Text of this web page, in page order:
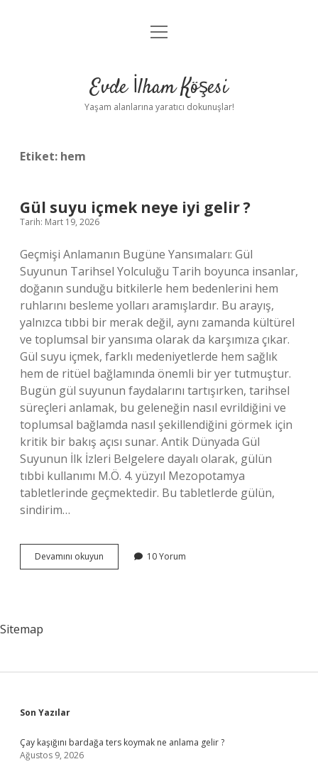
Anasayfa
Yasal Uyarı
menüyü
Evde İlham Köşesi
Yaşam alanlarına yaratıcı dokunuşlar!
Etiket: hem
Gül suyu içmek neye iyi gelir ?
Tarih: Mart 19, 2026
Geçmişi Anlamanın Bugüne Yansımaları: Gül
Suyunun Tarihsel Yolculuğu Tarih boyunca insanlar,
doğanın sunduğu bitkilerle hem bedenlerini hem
ruhlarını besleme yolları aramışlardır. Bu arayış,
yalnızca tıbbi bir merak değil, aynı zamanda kültürel
ve toplumsal bir yansıma olarak da karşımıza çıkar.
Gül suyu içmek, farklı medeniyetlerde hem sağlık
hem de ritüel bağlamında önemli bir yer tutmuştur.
Bugün gül suyunun faydalarını tartışırken, tarihsel
süreçleri anlamak, bu geleneğin nasıl evrildiğini ve
toplumsal bağlamda nasıl şekillendiğini görmek için
kritik bir bakış açısı sunar. Antik Dünyada Gül
Suyunun İlk İzleri Belgelere dayalı olarak, gülün
tıbbi kullanımı M.Ö. 4. yüzyıl Mezopotamya
tabletlerinde geçmektedir. Bu tabletlerde gülün,
sindirim…
Devamını okuyun
suyu
10 Yorum
Sitemap
Sidebar
Son Yazılar
Çay kaşığını bardağa ters koymak ne anlama gelir ?
Ağustos 9, 2026